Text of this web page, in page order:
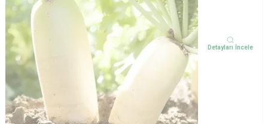
Detayları İncele